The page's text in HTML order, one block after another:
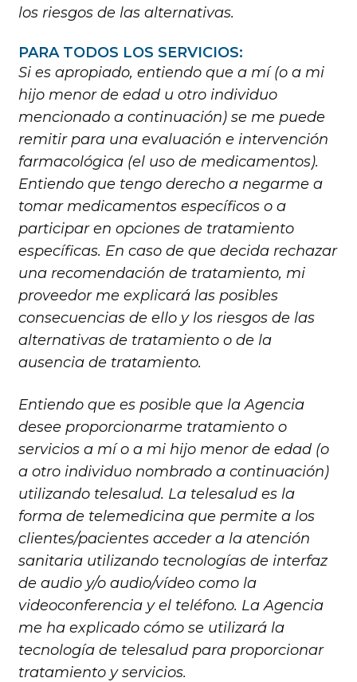
los riesgos de las alternativas.
PARA TODOS LOS SERVICIOS:
Si es apropiado, entiendo que a mí (o a mi
hijo menor de edad u otro individuo
mencionado a continuación) se me puede
remitir para una evaluación e intervención
farmacológica (el uso de medicamentos).
Entiendo que tengo derecho a negarme a
tomar medicamentos específicos o a
participar en opciones de tratamiento
específicas. En caso de que decida rechazar
una recomendación de tratamiento, mi
proveedor me explicará las posibles
consecuencias de ello y los riesgos de las
alternativas de tratamiento o de la
ausencia de tratamiento.
Entiendo que es posible que la Agencia
desee proporcionarme tratamiento o
servicios a mí o a mi hijo menor de edad (o
a otro individuo nombrado a continuación)
utilizando telesalud. La telesalud es la
forma de telemedicina que permite a los
clientes/pacientes acceder a la atención
sanitaria utilizando tecnologías de interfaz
de audio y/o audio/vídeo como la
videoconferencia y el teléfono. La Agencia
me ha explicado cómo se utilizará la
tecnología de telesalud para proporcionar
tratamiento y servicios.